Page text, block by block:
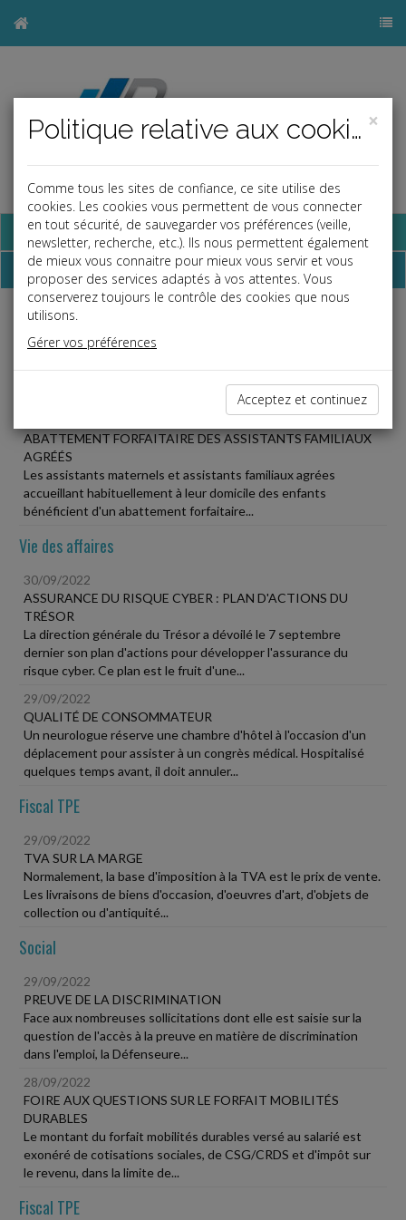
Base documentaire
Dépêches
Liste des dernières dépêches
ABATTEMENT FORFAITAIRE DES ASSISTANTS FAMILIAUX
AGRÉÉS
Les assistants maternels et assistants familiaux agrées
accueillant habituellement à leur domicile des enfants
bénéficient d'un abattement forfaitaire...
Vie des affaires
30/09/2022
ASSURANCE DU RISQUE CYBER : PLAN D'ACTIONS DU
TRÉSOR
La direction générale du Trésor a dévoilé le 7 septembre
dernier son plan d'actions pour développer l'assurance du
risque cyber. Ce plan est le fruit d'une...
29/09/2022
QUALITÉ DE CONSOMMATEUR
Un neurologue réserve une chambre d'hôtel à l'occasion d'un
déplacement pour assister à un congrès médical. Hospitalisé
quelques temps avant, il doit annuler...
Fiscal TPE
29/09/2022
TVA SUR LA MARGE
Normalement, la base d'imposition à la TVA est le prix de vente.
Les livraisons de biens d'occasion, d'oeuvres d'art, d'objets de
collection ou d'antiquité...
Social
29/09/2022
PREUVE DE LA DISCRIMINATION
Face aux nombreuses sollicitations dont elle est saisie sur la
question de l'accès à la preuve en matière de discrimination
dans l'emploi, la Défenseure...
28/09/2022
FOIRE AUX QUESTIONS SUR LE FORFAIT MOBILITÉS
DURABLES
Le montant du forfait mobilités durables versé au salarié est
exonéré de cotisations sociales, de CSG/CRDS et d'impôt sur
le revenu, dans la limite de...
Fiscal TPE
×
Politique relative aux cookies
Comme tous les sites de confiance, ce site utilise des
cookies. Les cookies vous permettent de vous connecter
en tout sécurité, de sauvegarder vos préférences (veille,
newsletter, recherche, etc.). Ils nous permettent également
de mieux vous connaitre pour mieux vous servir et vous
proposer des services adaptés à vos attentes. Vous
conserverez toujours le contrôle des cookies que nous
utilisons.
Gérer vos préférences
Acceptez et continuez